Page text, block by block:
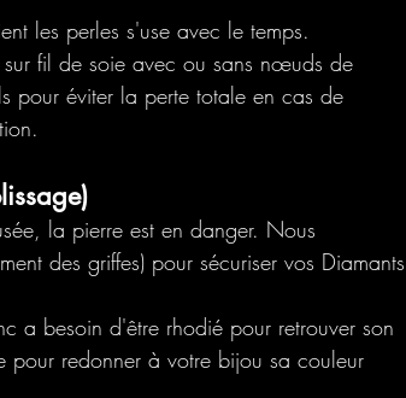
les perles s'use avec le temps.
fil de soie avec ou sans nœuds de
pour éviter la perte totale en cas de
la pierre est en danger. Nous
des griffes) pour sécuriser vos Diamants
a besoin d'être rhodié pour retrouver son
pour redonner à votre bijou sa couleur